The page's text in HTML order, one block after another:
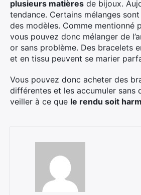
plusieurs matières de bijoux.
tendance. Certains mélanges
des modèles. Comme mentionné
vous pouvez donc mélanger de
or sans problème. Des bracelets
et en tissu peuvent se marier
Vous pouvez donc acheter des
différentes et les accumuler
veiller à ce que le rendu soit